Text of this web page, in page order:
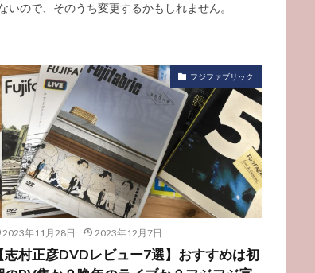
ので、そのうち変更するかもしれません。
フジファブリック
2023年11月28日 2023年12月7日
【志村正彦DVDレビュー7選】おすすめは初